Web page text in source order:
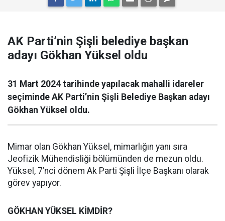
AK Parti’nin Şişli belediye başkan
adayı Gökhan Yüksel oldu
31 Mart 2024 tarihinde yapılacak mahalli idareler
seçiminde AK Parti’nin Şişli Belediye Başkan adayı
Gökhan Yüksel oldu.
Mimar olan Gökhan Yüksel, mimarlığın yanı sıra
Jeofizik Mühendisliği bölümünden de mezun oldu.
Yüksel, 7’nci dönem Ak Parti Şişli İlçe Başkanı olarak
görev yapıyor.
GÖKHAN YÜKSEL KİMDİR?